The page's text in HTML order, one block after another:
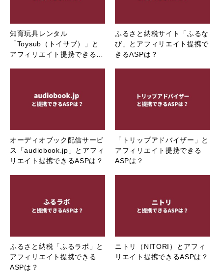
知育玩具レンタル
「Toysub（トイサブ）」と
アフィリエイト提携できる…
ふるさと納税サイト「ふるな
び」とアフィリエイト提携で
きるASPは？
オーディオブック配信サービ
ス「audiobook.jp」とアフィ
リエイト提携できるASPは？
「トリップアドバイザー」と
アフィリエイト提携できる
ASPは？
ふるさと納税「ふるラボ」と
アフィリエイト提携できる
ASPは？
ニトリ（NITORI）とアフィ
リエイト提携できるASPは？